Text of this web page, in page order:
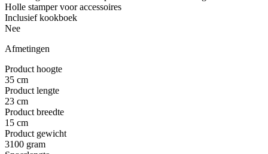
Holle stamper voor accessoires
Inclusief kookboek
Nee
Afmetingen
Product hoogte
35 cm
Product lengte
23 cm
Product breedte
15 cm
Product gewicht
3100 gram